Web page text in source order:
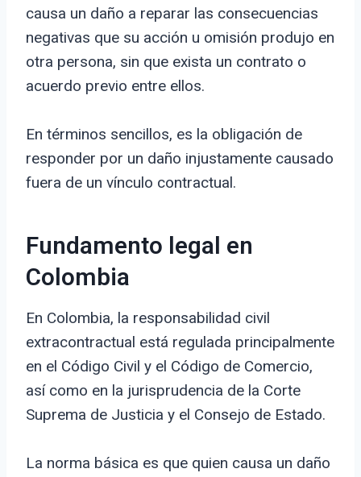
causa un daño a reparar las consecuencias
negativas que su acción u omisión produjo en
otra persona, sin que exista un contrato o
acuerdo previo entre ellos.
En términos sencillos, es la obligación de
responder por un daño injustamente causado
fuera de un vínculo contractual.
Fundamento legal en
Colombia
En Colombia, la responsabilidad civil
extracontractual está regulada principalmente
en el Código Civil y el Código de Comercio,
así como en la jurisprudencia de la Corte
Suprema de Justicia y el Consejo de Estado.
La norma básica es que quien causa un daño